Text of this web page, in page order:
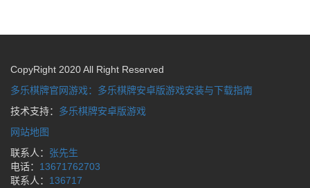
CopyRight 2020 All Right Reserved
多乐棋牌官网游戏：多乐棋牌安卓版游戏安装与下载指南
技术支持： 多乐棋牌安卓版游戏
网站地图
联系人： 张先生
电话： 13671762703
联系人： 136717